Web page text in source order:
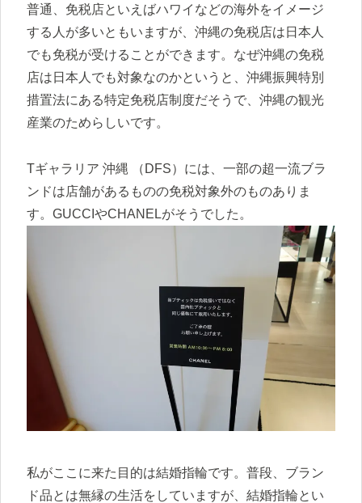
普通、免税店といえばハワイなどの海外をイメージ
する人が多いともいますが、沖縄の免税店は日本人
でも免税が受けることができます。なぜ沖縄の免税
店は日本人でも対象なのかというと、沖縄振興特別
措置法にある特定免税店制度だそうで、沖縄の観光
産業のためらしいです。
Tギャラリア 沖縄 （DFS）には、一部の超一流ブラ
ンドは店舗があるものの免税対象外のものありま
す。GUCCIやCHANELがそうでした。
私がここに来た目的は結婚指輪です。普段、ブラン
ド品とは無縁の生活をしていますが、結婚指輪とい